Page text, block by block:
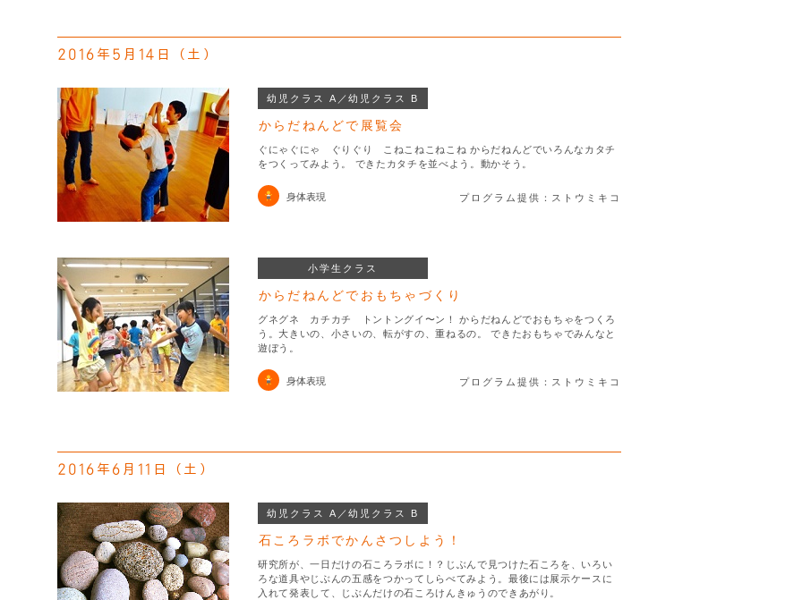
2016年5月14日（土）
からだねんどで展覧会
幼児クラス A／幼児クラス B
ぐにゃぐにゃ ぐりぐり こねこねこねこね からだねんどでいろんなカタチ
をつくってみよう。 できたカタチを並べよう。動かそう。
身体表現 プログラム提供：ストウミキコ
からだねんどでおもちゃづくり
小学生クラス
グネグネ カチカチ トントングイ〜ン！ からだねんどでおもちゃをつくろ
う。大きいの、小さいの、転がすの、重ねるの。 できたおもちゃでみんなと
遊ぼう。
身体表現 プログラム提供：ストウミキコ
2016年6月11日（土）
石ころラボでかんさつしよう！
幼児クラス A／幼児クラス B
研究所が、一日だけの石ころラボに！？じぶんで見つけた石ころを、いろい
ろな道具やじぶんの五感をつかってしらべてみよう。最後には展示ケースに
入れて発表して、じぶんだけの石ころけんきゅうのできあがり。